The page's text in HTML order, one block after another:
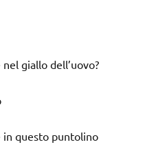
giallo dell’uovo?
in questo puntolino